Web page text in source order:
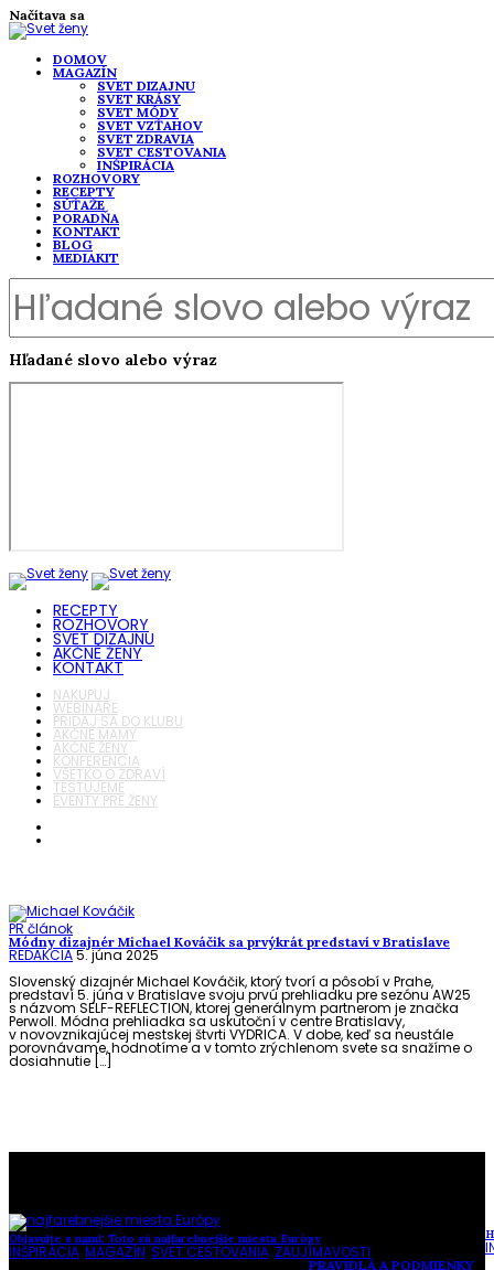
Načítava sa
DOMOV
MAGAZÍN
SVET DIZAJNU
SVET KRÁSY
SVET MÓDY
SVET VZŤAHOV
SVET ZDRAVIA
SVET CESTOVANIA
INŠPIRÁCIA
ROZHOVORY
RECEPTY
SÚŤAŽE
PORADŇA
KONTAKT
BLOG
MEDIAKIT
Hľadané slovo alebo výraz
RECEPTY
ROZHOVORY
SVET DIZAJNU
AKČNÉ ŽENY
KONTAKT
NAKUPUJ
WEBINÁRE
PRIDAJ SA DO KLUBU
AKČNÉ MAMY
AKČNÉ ŽENY
KONFERENCIA
VŠETKO O ZDRAVÍ
TESTUJEME
EVENTY PRE ŽENY
PR článok
Módny dizajnér Michael Kováčik sa prvýkrát predstaví v Bratislave
REDAKCIA5. júna 2025
Slovenský dizajnér Michael Kováčik, ktorý tvorí a pôsobí v Prahe,
predstaví 5. júna v Bratislave svoju prvú prehliadku pre sezónu AW25
s názvom SELF-REFLECTION, ktorej generálnym partnerom je značka
Perwoll. Módna prehliadka sa uskutoční v centre Bratislavy,
v novovznikajúcej mestskej štvrti VYDRICA. V dobe, keď sa neustále
porovnávame, hodnotíme a v tomto zrýchlenom svete sa snažíme o
dosiahnutie […]
Objavujte s nami: Toto sú najfarebnejšie miesta Európy
INŠPIRÁCIA MAGAZÍN SVET CESTOVANIA ZAUJÍMAVOSTI
PRAVIDLÁ A PODMIENKY